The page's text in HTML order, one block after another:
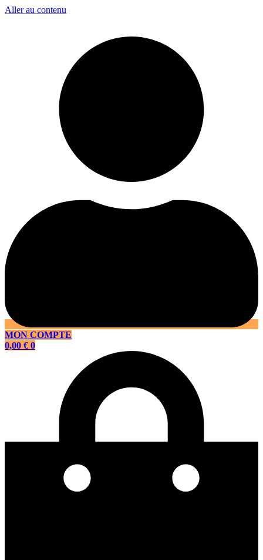
Aller au contenu
MON COMPTE
0,00 € 0